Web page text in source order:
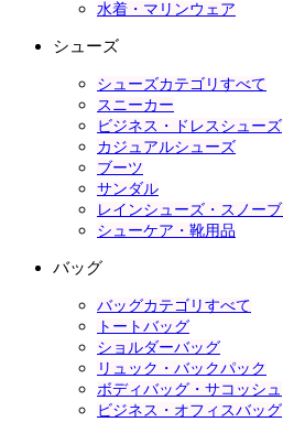
水着・マリンウェア
シューズ
シューズカテゴリすべて
スニーカー
ビジネス・ドレスシューズ
カジュアルシューズ
ブーツ
サンダル
レインシューズ・スノー
シューケア・靴用品
バッグ
バッグカテゴリすべて
トートバッグ
ショルダーバッグ
リュック・バックパック
ボディバッグ・サコッシュ
ビジネス・オフィスバッグ